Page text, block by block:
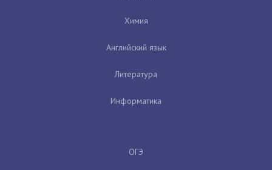
Химия
Английский язык
Литература
Информатика
ОГЭ